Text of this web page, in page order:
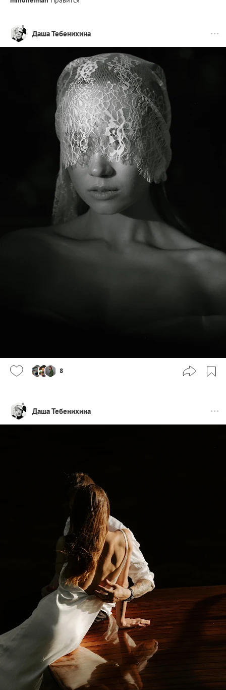
Даша Тебенихина
8
Даша Тебенихина